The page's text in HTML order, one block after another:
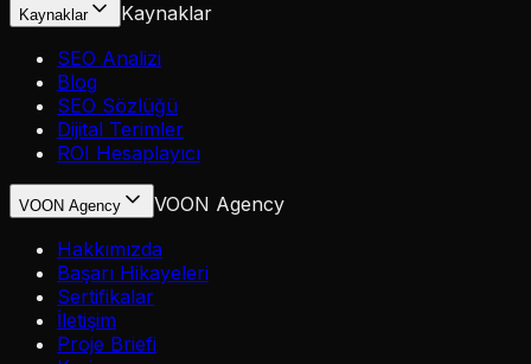
Kaynaklar
Kaynaklar
SEO Analizi
Blog
SEO Sözlüğü
Dijital Terimler
ROI Hesaplayıcı
VOON Agency
VOON Agency
Hakkımızda
Başarı Hikayeleri
Sertifikalar
İletişim
Proje Briefi